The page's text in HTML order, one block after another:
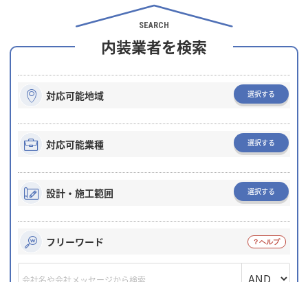
SEARCH
内装業者を検索
対応可能地域 選択する
対応可能業種 選択する
設計・施工範囲 選択する
フリーワード